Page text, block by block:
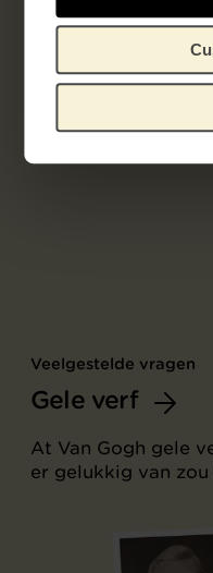
Veelgestelde vragen
Gele verf
At Van Gogh gele
er gelukkig van zou